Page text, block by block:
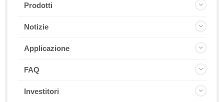
Prodotti
Notizie
Applicazione
FAQ
Investitori